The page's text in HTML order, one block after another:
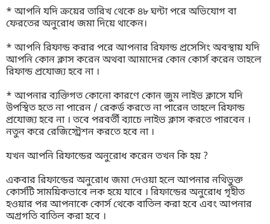
* আপনি যদি ক্রয়ের তারিখ থেকে ৪৮ ঘন্টা পরে অভিযোগ বা
ফেরতের অনুরোধ জমা দিয়ে থাকেন।
* আপনি রিফান্ড করার পরে আপনার রিফান্ড প্রসেসিং অবস্থায় যদি
আপনি কোন ক্লাস করেন অথবা আমাদের কোন কোর্স করেন তাহলে
রিফান্ড প্রযোজ্য হবে না ।
* আপনার ব্যক্তিগত কোনো কারণে কোন জুম লাইভ ক্লাসে যদি
উপস্থিত হতে না পারেন / রেকর্ড করতে না পারেন তাহলে রিফান্ড
প্রযোজ্য হবে না । তবে পরবর্তী ব্যাচে লাইভ ক্লাস করতে পারবেন ।
নতুন করে রেজিস্ট্রেশন করতে হবে না ।
যখন আপনি রিফান্ডের অনুরোধ করেন তখন কি হয় ?
একবার রিফান্ডের অনুরোধ জমা দেওয়া হলে আপনার নথিভুক্ত
কোর্সটি সাময়িকভাবে লক হয়ে যাবে । রিফান্ডের অনুরোধ গৃহীত
হওয়ার পর আপনাকে কোর্স থেকে বাতিল করা হবে এবং আপনার
অগ্রগতি বাতিল করা হবে ।